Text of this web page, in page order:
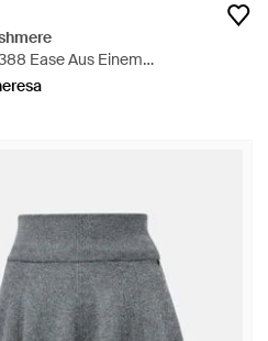
Ease Aus Einem
- Grau